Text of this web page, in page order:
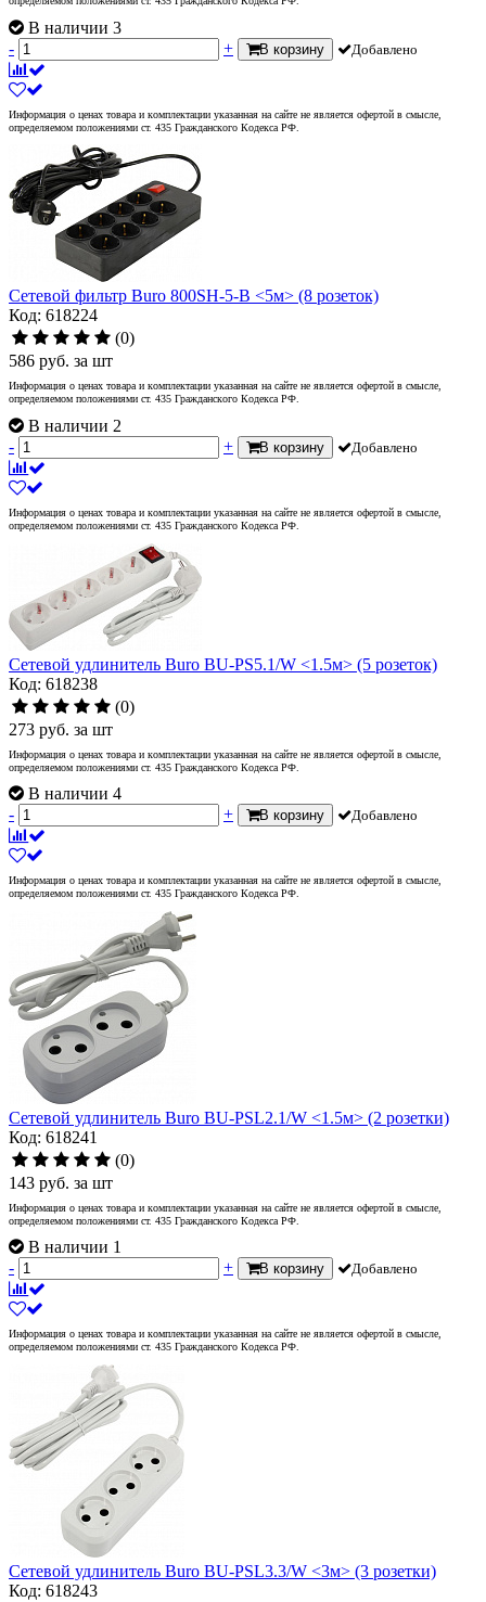
В наличии 3
-
+ В корзину Добавлено
Информация о ценах товара и комплектации указанная на сайте не является офертой в смысле,
определяемом положениями ст. 435 Гражданского Кодекса РФ.
Сетевой фильтр Buro 800SH-5-B <5м> (8 розеток)
Код: 618224
(0)
586 руб. за шт
Информация о ценах товара и комплектации указанная на сайте не является офертой в смысле,
определяемом положениями ст. 435 Гражданского Кодекса РФ.
В наличии 2
-
+ В корзину Добавлено
Информация о ценах товара и комплектации указанная на сайте не является офертой в смысле,
определяемом положениями ст. 435 Гражданского Кодекса РФ.
Сетевой удлинитель Buro BU-PS5.1/W <1.5м> (5 розеток)
Код: 618238
(0)
273 руб. за шт
Информация о ценах товара и комплектации указанная на сайте не является офертой в смысле,
определяемом положениями ст. 435 Гражданского Кодекса РФ.
В наличии 4
-
+ В корзину Добавлено
Информация о ценах товара и комплектации указанная на сайте не является офертой в смысле,
определяемом положениями ст. 435 Гражданского Кодекса РФ.
Сетевой удлинитель Buro BU-PSL2.1/W <1.5м> (2 розетки)
Код: 618241
(0)
143 руб. за шт
Информация о ценах товара и комплектации указанная на сайте не является офертой в смысле,
определяемом положениями ст. 435 Гражданского Кодекса РФ.
В наличии 1
-
+ В корзину Добавлено
Информация о ценах товара и комплектации указанная на сайте не является офертой в смысле,
определяемом положениями ст. 435 Гражданского Кодекса РФ.
Сетевой удлинитель Buro BU-PSL3.3/W <3м> (3 розетки)
Код: 618243